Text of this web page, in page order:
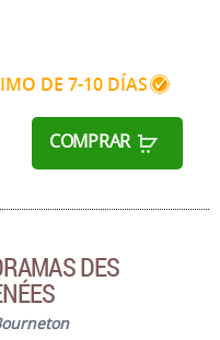
DE 7-10 DÍAS
COMPRAR
DES